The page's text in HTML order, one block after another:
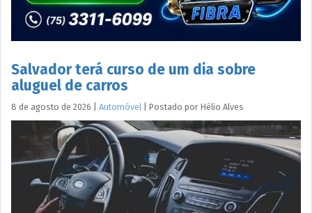
Salvador terá curso de um dia sobre
aluguel de carros
8 de agosto de 2026 Automóvel Postado por Hélio Alves